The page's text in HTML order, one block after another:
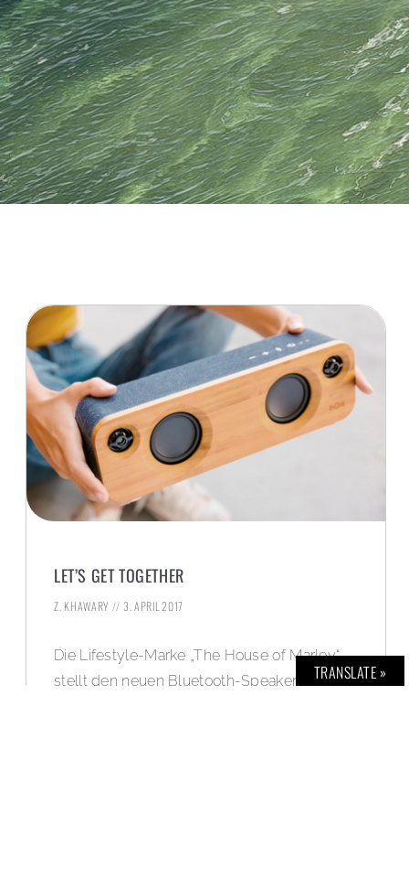
LET’S GET TOGETHER
Z. KHAWARY 3. APRIL 2017
Die Lifestyle-Marke „The House of Marley“
stellt den neuen Bluetooth-Speaker „GetTRANSLATE »